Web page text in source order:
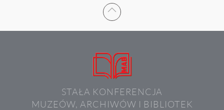
STAŁA KONFERENCJA
MUZEÓW, ARCHIWÓW I BIBLIOTEK